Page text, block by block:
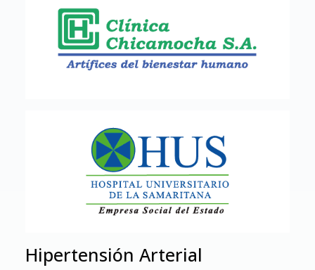
Hipertensión Arterial